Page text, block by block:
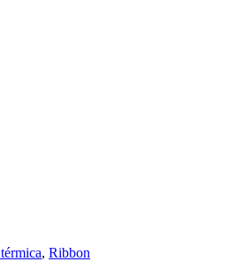
, Ribbon